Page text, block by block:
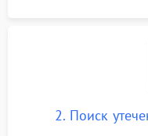
2. Поиск